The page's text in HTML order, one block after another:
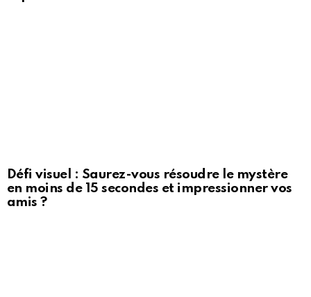
Défi visuel : Saurez-vous résoudre le mystère
en moins de 15 secondes et impressionner vos
amis ?